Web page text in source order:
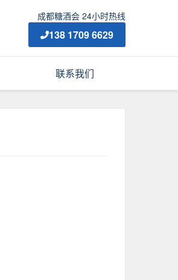
成都糖酒会 24小时热线
138 1709 6629
联系我们